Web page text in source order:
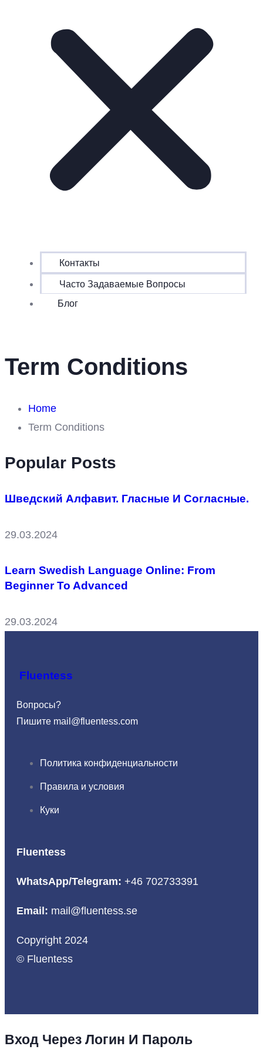
Контакты
Часто Задаваемые Вопросы
Блог
Term Conditions
Home
Term Conditions
Popular Posts
Шведский Алфавит. Гласные И Согласные.
29.03.2024
Learn Swedish Language Online: From
Beginner To Advanced
29.03.2024
Fluentess
Вопросы?
Пишите mail@fluentess.com
Политика конфиденциальности
Правила и условия
Куки
Fluentess
WhatsApp/Telegram: +46 702733391
Email: mail@fluentess.se
Copyright 2024
© Fluentess
Вход Через Логин И Пароль